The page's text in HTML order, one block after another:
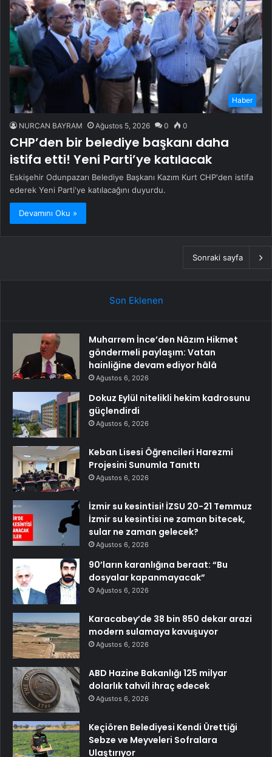
Haber
NURCAN BAYRAM Ağustos 5, 2026 0 0
CHP’den bir belediye başkanı daha
istifa etti! Yeni Parti’ye katılacak
Eskişehir Odunpazarı Belediye Başkanı Kazım Kurt CHP'den istifa
ederek Yeni Parti'ye katılacağını duyurdu.
Devamını Oku »
Sonraki sayfa
Son Eklenen
Muharrem İnce’den Nâzım Hikmet
göndermeli paylaşım: Vatan
hainliğine devam ediyor hâlâ
Ağustos 6, 2026
Dokuz Eylül nitelikli hekim kadrosunu
güçlendirdi
Ağustos 6, 2026
Keban Lisesi Öğrencileri Harezmi
Projesini Sunumla Tanıttı
Ağustos 6, 2026
İzmir su kesintisi! İZSU 20-21 Temmuz
İzmir su kesintisi ne zaman bitecek,
sular ne zaman gelecek?
Ağustos 6, 2026
90’ların karanlığına beraat: “Bu
dosyalar kapanmayacak”
Ağustos 6, 2026
Karacabey’de 38 bin 850 dekar arazi
modern sulamaya kavuşuyor
Ağustos 6, 2026
ABD Hazine Bakanlığı 125 milyar
dolarlık tahvil ihraç edecek
Ağustos 6, 2026
Keçiören Belediyesi Kendi Ürettiği
Sebze ve Meyveleri Sofralara
Ulaştırıyor